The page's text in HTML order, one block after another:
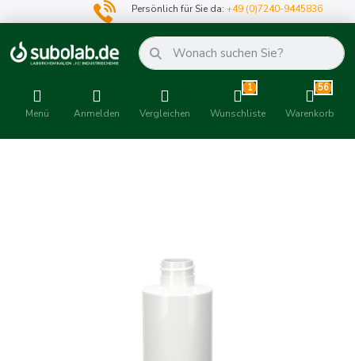
Persönlich für Sie da:+49 (0)7240-9445836
Menü Anmelden Vergleichen
1
Wunschliste
56
Warenkorb